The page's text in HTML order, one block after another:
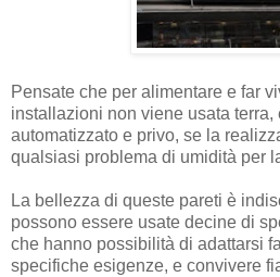
Pensate che per alimentare e far
installazioni non viene usata terra,
automatizzato e privo, se la
qualsiasi problema di umidità per
La bellezza di queste pareti è
possono essere usate decine di
che hanno possibilità di adattarsi
specifiche esigenze, e convivere